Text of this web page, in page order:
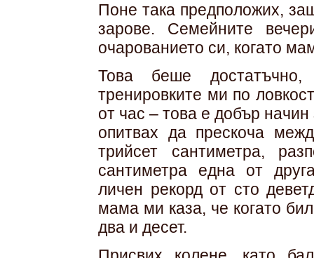
Поне така предположих,
зарове. Семейните
очарованието си, когато
Това беше
тренировките ми по
от час – това е добър
опитвах да прескоча
трийсет сантиметра,
сантиметра една от
личен рекорд от сто
мама ми каза, че когато
два и десет.